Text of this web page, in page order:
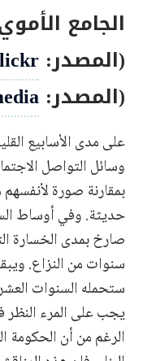
(المصدر:
(المصدر:
على مدى الأسابيع
وسائل التواصل
بمقارنة صورة
حديثة. وفي أوساط
صارخ بمدى الخسارة
سنوات من النزاع.
ستحمله السنوات
يجب على المرء النظر
الرغم من أن الحكومة